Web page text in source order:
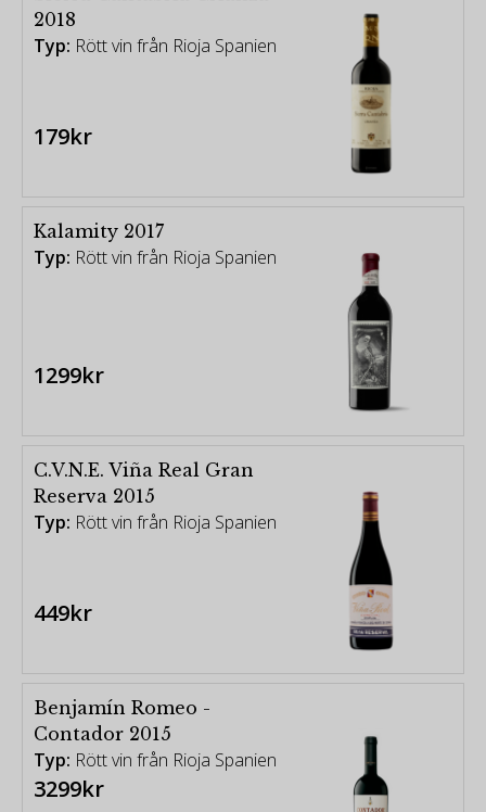
2018
Typ: Rött vin från Rioja Spanien
179kr
Kalamity 2017
Typ: Rött vin från Rioja Spanien
1299kr
C.V.N.E. Viña Real Gran
Reserva 2015
Typ: Rött vin från Rioja Spanien
449kr
Benjamín Romeo -
Contador 2015
Typ: Rött vin från Rioja Spanien
3299kr